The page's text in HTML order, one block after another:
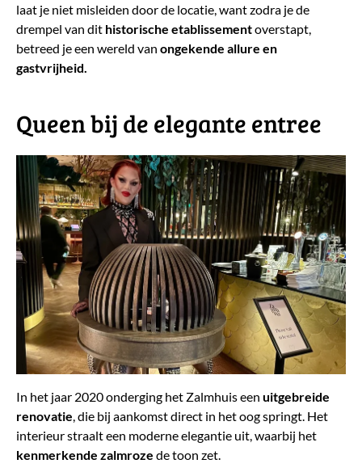
laat je niet misleiden door de locatie, want zodra je de
drempel van dit historische etablissementoverstapt,
betreed je een wereld van ongekende allure en
gastvrijheid.
​Queen bij de elegante entree
In het jaar 2020 onderging het Zalmhuis een uitgebreide
renovatie, die bij aankomst direct in het oog springt. Het
interieur straalt een moderne elegantie uit, waarbij het
kenmerkende zalmroze de toon zet.